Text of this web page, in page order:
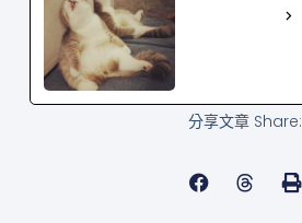
See Full Bio
分享文章 Share: